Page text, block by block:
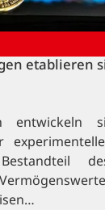
etablieren
entwickeln